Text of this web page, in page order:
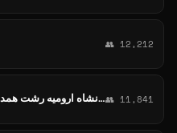
👥 12,212
گروه، کانال همسریابی💑 ازدواج دائم تهران مشهد اصفهان کرج شیراز تبریز قم اهواز کرمانشاه ارومیه رشت همدان کرمان لرستان خراسان یزد👥 11,841